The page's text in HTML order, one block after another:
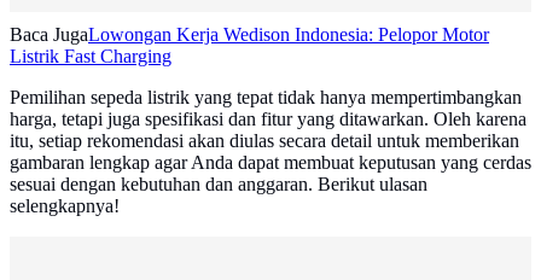
Baca JugaLowongan Kerja Wedison Indonesia: Pelopor Motor
Listrik Fast Charging
Pemilihan sepeda listrik yang tepat tidak hanya mempertimbangkan
harga, tetapi juga spesifikasi dan fitur yang ditawarkan. Oleh karena
itu, setiap rekomendasi akan diulas secara detail untuk memberikan
gambaran lengkap agar Anda dapat membuat keputusan yang cerdas
sesuai dengan kebutuhan dan anggaran. Berikut ulasan
selengkapnya!